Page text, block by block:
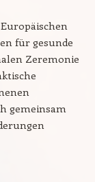
für gesunde
Zeremonie
gemeinsam